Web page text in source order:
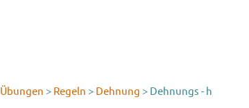
Übungen > Regeln > Dehnung > Dehnungs - h